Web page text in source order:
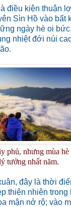
điều kiện thuận
Sìn Hồ vào bất
ngày hè oi
nhiệt đới núi
phủ, nhưng mùa
tưởng nhất năm.
đây là thời
thiên nhiên
mận nở rộ; vào